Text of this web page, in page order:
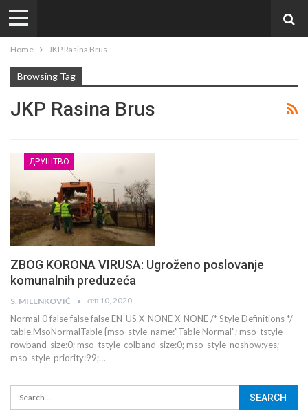
Home JKP Rasina Brus
Browsing Tag
JKP Rasina Brus
ДРУШТВО
ZBOG KORONA VIRUSA: Ugroženo poslovanje
komunalnih preduzeća
S. MILENKOVIĆ сеп 10, 2020
Normal 0 false false false EN-US X-NONE X-NONE/* Style Definitions */
table.MsoNormalTable {mso-style-name:"Table Normal"; mso-tstyle-
rowband-size:0; mso-tstyle-colband-size:0; mso-style-noshow:yes;
mso-style-priority:99;…